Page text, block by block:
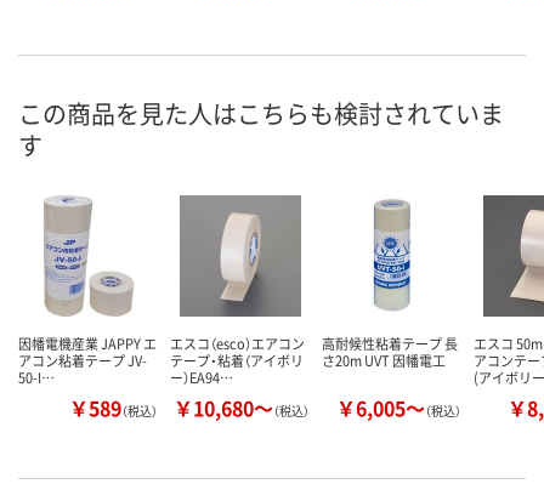
この商品を見た人はこちらも検討されていま
す
因幡電機産業 JAPPY エ
アコン粘着テープ JV-
50-I…
￥589（税込）
エスコ（esco）エアコン
テープ・粘着（アイボリ
ー）EA94…
￥10,680～（税込）
高耐候性粘着テープ 長
さ20m UVT 因幡電工
￥6,005～（税込）
エスコ
アコンテー
(アイボリ
￥